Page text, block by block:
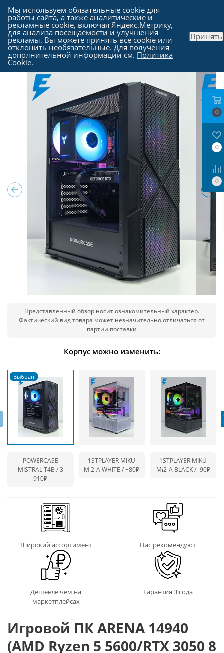
Каталог - Компьютеры в Москве
Представленный обзор носит ознакомительный характер.
Фактический вид товара может незначительно отличаться от
партии поставки
Корпус можно изменить:
POWERCASE
MISTRAL T4B / 3
910₽
1STPLAYER MIKU
Mi2-A WHITE /+80₽
1STPLAYER MIKU
Mi2-A BLACK /-90₽
Широкий ассортимент Нас рекомендуют
Дешевле чем на
маркетплейсах
Гарантия 3 года
Игровой ПК ARENA 14940
(AMD Ryzen 5 5600/RTX 3050 8
0
0
0
Мы используем обязательные cookie для
работы сайта, а также аналитические и
рекламные cookie, включая Яндекс.Метрику,
для анализа посещаемости и улучшения
рекламы. Вы можете принять все cookie или
отклонить необязательные. Для получения
дополнительной информации см. Политика
Cookie.
Принять